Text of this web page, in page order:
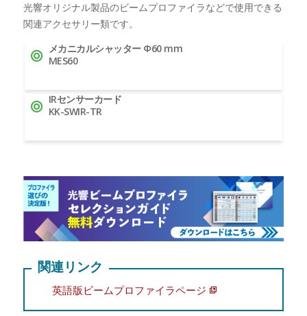
光響オリジナル製品のビームプロファイラなどで使用できる
関連アクセサリー類です。
メカニカルシャッター Φ60 mm
MES60
IRセンサーカード
KK-SWIR-TR
関連リンク
英語版ビームプロファイラページ